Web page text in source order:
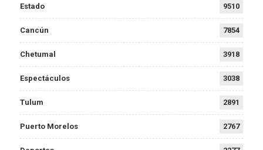
Estado 9510
Cancún 7854
Chetumal 3918
Espectáculos 3038
Tulum 2891
Puerto Morelos 2767